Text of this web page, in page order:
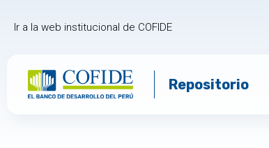
Ir a la web institucional de COFIDE
Repositorio